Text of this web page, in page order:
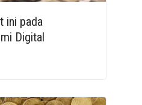
ini pada
Digital